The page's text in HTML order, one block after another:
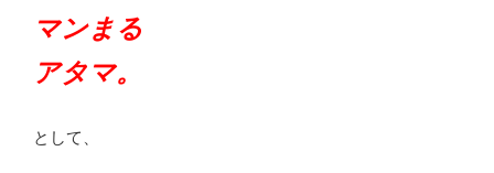
マンまる
アタマ。
として、